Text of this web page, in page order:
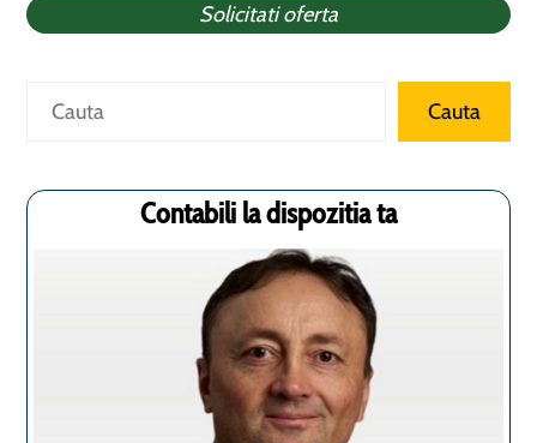
Solicitati oferta
Caută Cauta
Contabili la dispozitia ta